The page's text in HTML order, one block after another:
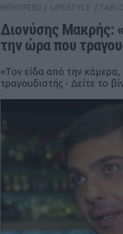
Διονύσης Μακρής:
την ώρα που
«Τον είδα από την
τραγουδιστής - Δείτε το